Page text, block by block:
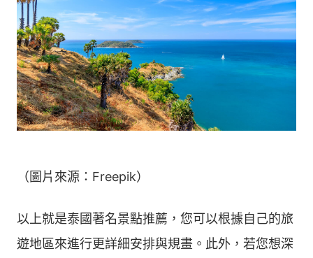
（圖片來源：Freepik）
以上就是泰國著名景點推薦，您可以根據自己的旅
遊地區來進行更詳細安排與規畫。此外，若您想深